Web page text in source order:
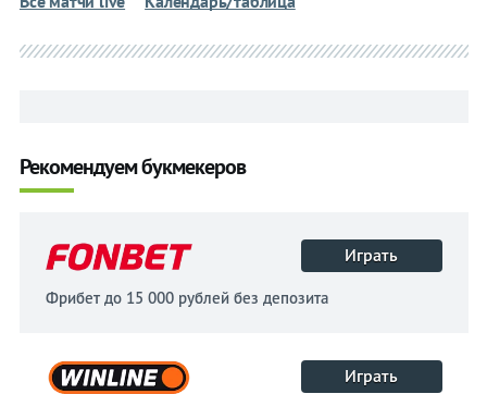
Рекомендуем букмекеров
Играть
Фрибет до 15 000 рублей без депозита
Играть